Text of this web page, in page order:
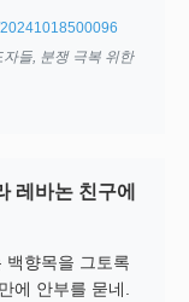
들, 분쟁 극복 위한
레바논 친구에
백향목을 그토록
에 안부를 묻네.